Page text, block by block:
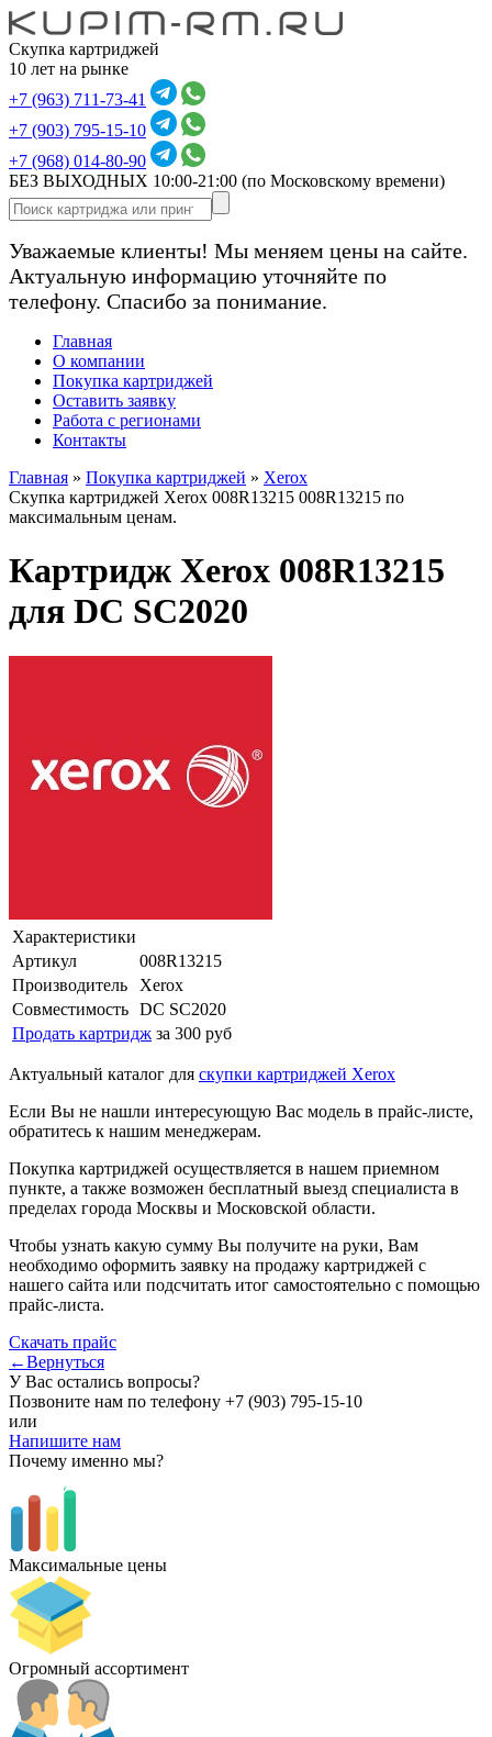
Скупка картриджей
10 лет на рынке
+7 (963) 711-73-41
+7 (903) 795-15-10
+7 (968) 014-80-90
БЕЗ ВЫХОДНЫХ 10:00-21:00 (по Московскому времени)
Уважаемые клиенты! Мы меняем цены на сайте.
Актуальную информацию уточняйте по
телефону. Спасибо за понимание.
Главная
О компании
Покупка картриджей
Оставить заявку
Работа с регионами
Контакты
Главная » Покупка картриджей » Xerox
Скупка картриджей Xerox 008R13215 008R13215 по
максимальным ценам.
Картридж Xerox 008R13215
для DC SC2020
Характеристики
Артикул
008R13215
Производитель
Xerox
Совместимость DC SC2020
Продать картридж за 300 руб
Актуальный каталог для скупки картриджей Xerox
Если Вы не нашли интересующую Вас модель в прайс-листе,
обратитесь к нашим менеджерам.
Покупка картриджей осуществляется в нашем приемном
пункте, а также возможен бесплатный выезд специалиста в
пределах города Москвы и Московской области.
Чтобы узнать какую сумму Вы получите на руки, Вам
необходимо оформить заявку на продажу картриджей с
нашего сайта или подсчитать итог самостоятельно с помощью
прайс-листа.
Скачать прайс
←Вернуться
У Вас остались вопросы?
Позвоните нам по телефону +7 (903) 795-15-10
или
Напишите нам
Почему именно мы?
Максимальные цены
Огромный ассортимент